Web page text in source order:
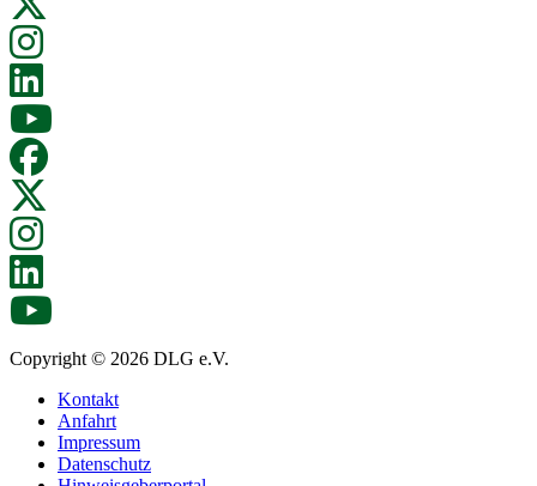
Copyright © 2026 DLG e.V.
Kontakt
Anfahrt
Impressum
Datenschutz